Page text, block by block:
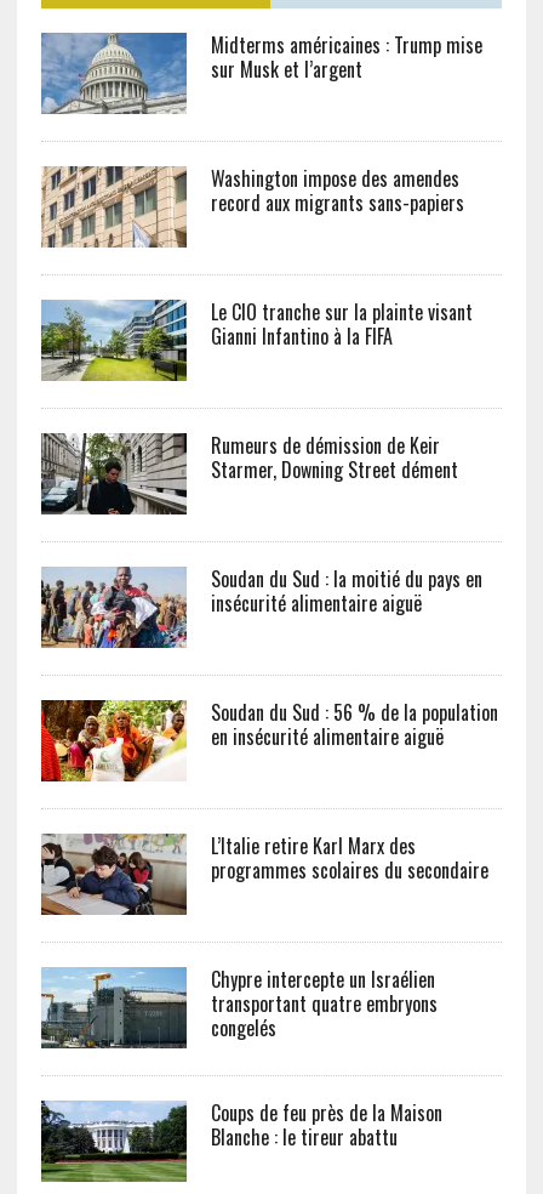
Midterms américaines : Trump mise
sur Musk et l’argent
Washington impose des amendes
record aux migrants sans-papiers
Le CIO tranche sur la plainte visant
Gianni Infantino à la FIFA
Rumeurs de démission de Keir
Starmer, Downing Street dément
Soudan du Sud : la moitié du pays en
insécurité alimentaire aiguë
Soudan du Sud : 56 % de la population
en insécurité alimentaire aiguë
L’Italie retire Karl Marx des
programmes scolaires du secondaire
Chypre intercepte un Israélien
transportant quatre embryons
congelés
Coups de feu près de la Maison
Blanche : le tireur abattu